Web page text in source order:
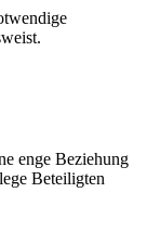
enge Beziehung
Beteiligten